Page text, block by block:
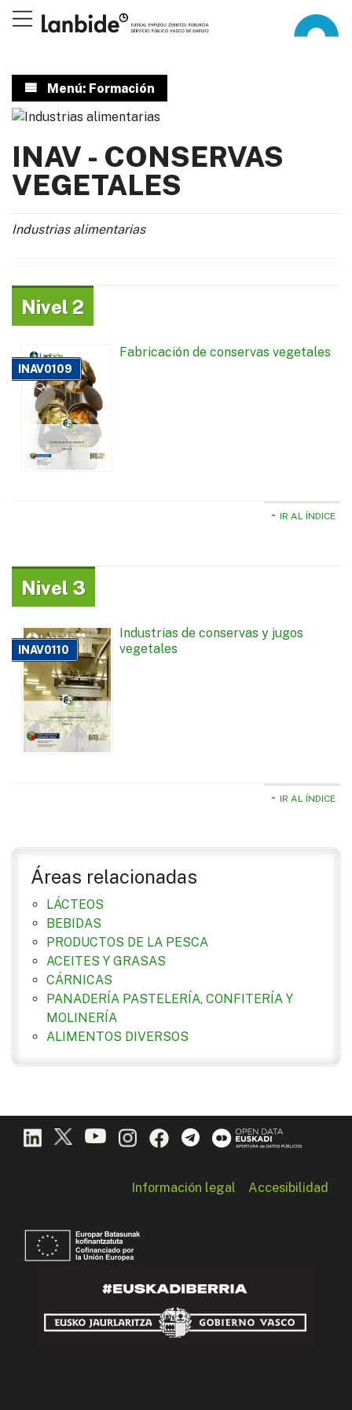
Menú: Formación
INAV - CONSERVAS
VEGETALES
Industrias alimentarias
Nivel 2
INAV0109
Fabricación de conservas vegetales
IR AL ÍNDICE
Nivel 3
INAV0110
Industrias de conservas y jugos
vegetales
IR AL ÍNDICE
Áreas relacionadas
LÁCTEOS
BEBIDAS
PRODUCTOS DE LA PESCA
ACEITES Y GRASAS
CÁRNICAS
PANADERÍA PASTELERÍA, CONFITERÍA Y
MOLINERÍA
ALIMENTOS DIVERSOS
Información legal Accesibilidad